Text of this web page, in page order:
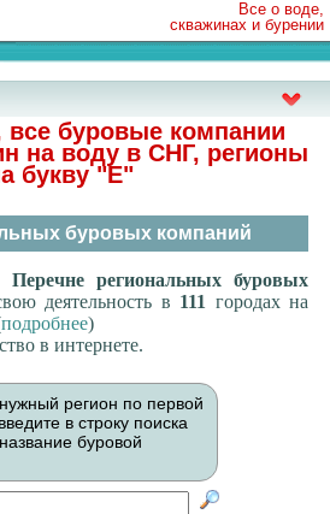
Все о воде,
скважинах и бурении
все буровые компании
на воду в СНГ, регионы
букву"Е"
буровых компаний
Перечне региональных буровых
деятельность в 111 городах на
подробнее)
в интернете.
регион по первой
в строку поиска
буровой